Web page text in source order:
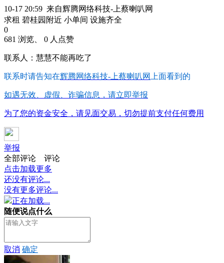
10-17 20:59 来自辉腾网络科技-上蔡喇叭网
求租 碧桂园附近 小单间 设施齐全
0
681 浏览、 0 人点赞
联系人：慧慧不能再吃了
联系时请告知在辉腾网络科技-上蔡喇叭网 上面看到的
如遇无效、虚假、诈骗信息，请立即举报
为了您的资金安全，请见面交易，切勿提前支付任何费用
举报
全部评论
评论
点击加载更多
还没有评论...
没有更多评论...
正在加载...
随便说点什么
取消 确定